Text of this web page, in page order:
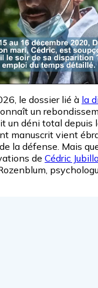
le dossier lié à la
un
un déni total depuis
manuscrit vient
la défense. Mais
de Cédric